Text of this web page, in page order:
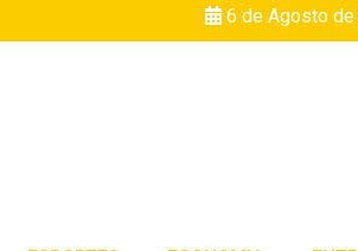
6 de Agosto de